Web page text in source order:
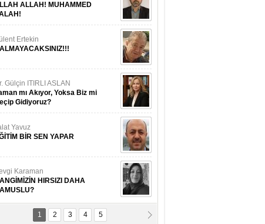
ALLAH! MUHAMMED
Ertekin
Gülçin ITIRLI ASLAN
mı Akıyor, Yoksa Biz mi
Gidiyoruz?
Yavuz
BİR SEN YAPAR
Karaman
HIRSIZI DAHA
Dr. Cahit Kurbanoğlu
1 2 3 4 5